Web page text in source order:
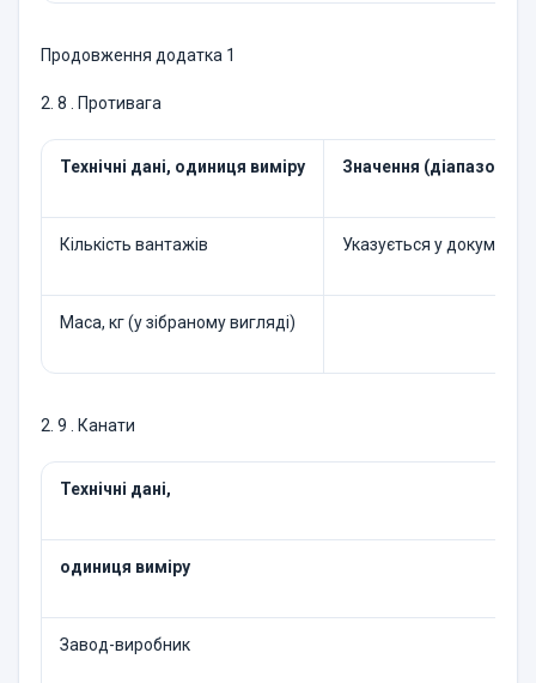
Продовження додатка 1
2. 8 . Противага
Технічні дані, одиниця виміру Значення (діапазон)
Кількість вантажів Указується у
Маса, кг (у зібраному вигляді)
2. 9 . Канати
Технічні дані,
одиниця виміру
Завод-виробник